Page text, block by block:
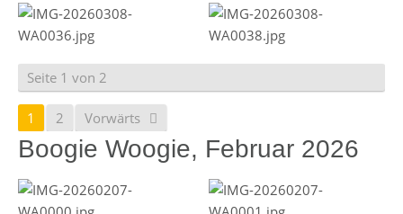
Seite 1 von 2
1 2 Vorwärts
Boogie Woogie, Februar 2026